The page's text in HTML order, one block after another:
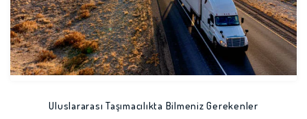
Uluslararası Taşımacılıkta Bilmeniz Gerekenler